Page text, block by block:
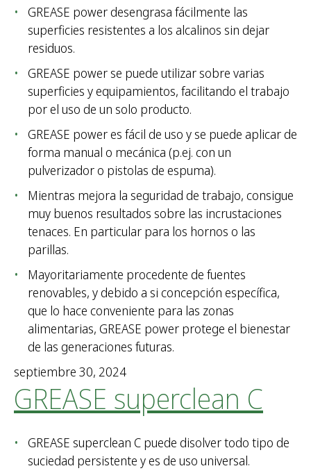
GREASE power desengrasa fácilmente las
superficies resistentes a los alcalinos sin dejar
residuos.
GREASE power se puede utilizar sobre varias
superficies y equipamientos, facilitando el trabajo
por el uso de un solo producto.
GREASE power es fácil de uso y se puede aplicar de
forma manual o mecánica (p.ej. con un
pulverizador o pistolas de espuma).
Mientras mejora la seguridad de trabajo, consigue
muy buenos resultados sobre las incrustaciones
tenaces. En particular para los hornos o las
parillas.
Mayoritariamente procedente de fuentes
renovables, y debido a si concepción específica,
que lo hace conveniente para las zonas
alimentarias, GREASE power protege el bienestar
de las generaciones futuras.
septiembre 30, 2024
GREASE superclean C
GREASE superclean C puede disolver todo tipo de
suciedad persistente y es de uso universal.